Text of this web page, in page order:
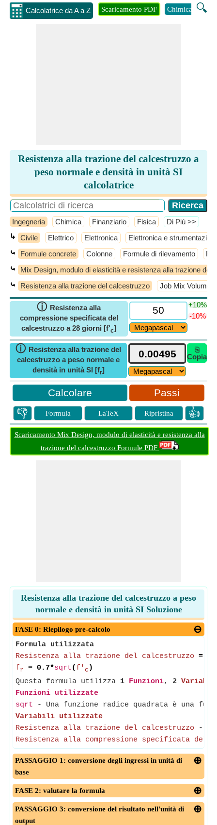
Calcolatrice da A a Z 🔍
Scaricamento PDF Chimica
Resistenza alla trazione del calcestruzzo a
peso normale e densità in unità SI
calcolatrice
Ingegneria Chimica Finanziario Fisica ​Di Più >>
↳ Civile Elettrico Elettronica Elettronica e
⤿ Formule concrete Colonne Formule di rilevamento
⤿ Mix Design, modulo di elasticità e resistenza alla trazione del
⤿ Resistenza alla trazione del calcestruzzo Job Mix Volume
ⓘ Resistenza alla
compressione specificata del
calcestruzzo a 28 giorni [f'c]
+10%
-10%
ⓘ Resistenza alla trazione del
calcestruzzo a peso normale e
densità in unità SI [fr]
⎘
Copia
Passi
👎 Formula LaTeX Ripristina 👍
Scaricamento Mix Design, modulo di elasticità e resistenza alla
trazione del calcestruzzo Formule PDF
Resistenza alla trazione del calcestruzzo a peso
normale e densità in unità SI Soluzione
FASE 0: Riepilogo pre-calcolo
Formula utilizzata
Resistenza alla trazione del calcestruzzo =
fr = 0.7*sqrt( f' c )
Questa formula utilizza 1 Funzioni, 2
Funzioni utilizzate
sqrt - Una funzione radice quadrata è una
Variabili utilizzate
Resistenza alla trazione del calcestruzzo -
Resistenza alla compressione specificata del
PASSAGGIO 1: conversione degli ingressi in unità di
base
FASE 2: valutare la formula
PASSAGGIO 3: conversione del risultato nell'unità di
output